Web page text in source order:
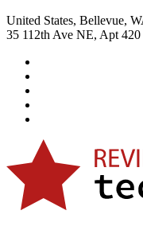
United States, Bellevue,
35 112th Ave NE, Apt 420